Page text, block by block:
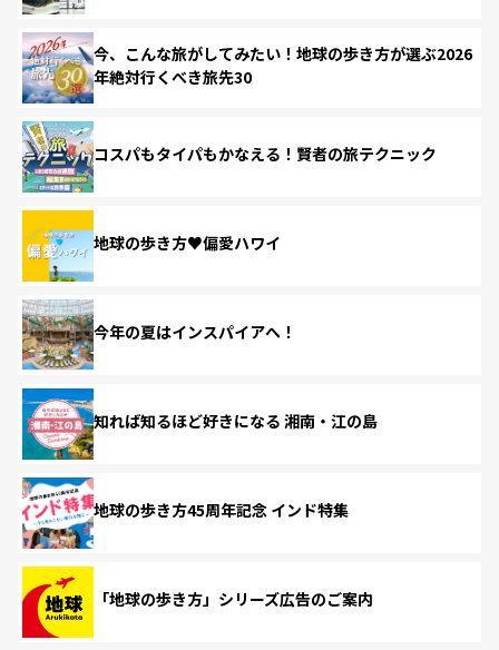
今、こんな旅がしてみたい！地球の歩き方が選ぶ2026
年絶対行くべき旅先30
コスパもタイパもかなえる！賢者の旅テクニック
地球の歩き方♥偏愛ハワイ
今年の夏はインスパイアへ！
知れば知るほど好きになる 湘南・江の島
地球の歩き方45周年記念 インド特集
「地球の歩き方」シリーズ広告のご案内